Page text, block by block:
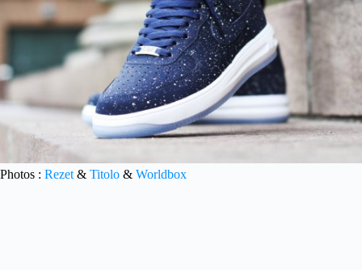
Photos : Rezet & Titolo & Worldbox